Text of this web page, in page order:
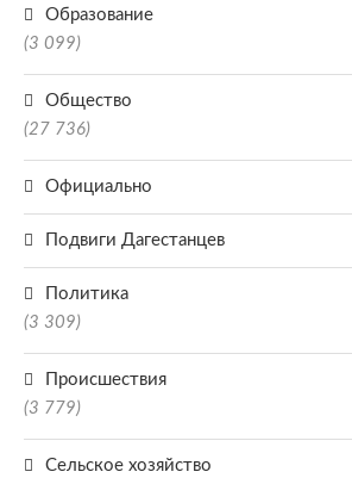
Образование
(3 099)
Общество
(27 736)
Официально
Подвиги Дагестанцев
Политика
(3 309)
Происшествия
(3 779)
Сельское хозяйство